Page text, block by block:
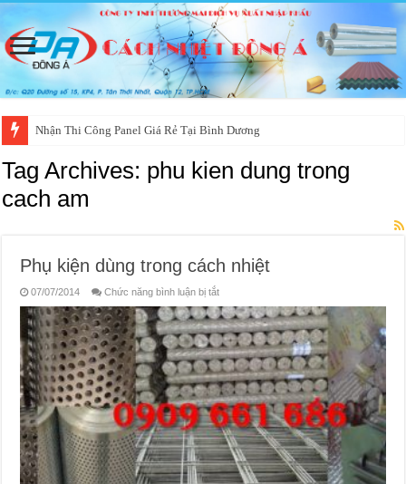
Nhận Thi Công Panel Giá Rẻ Tại Bình Dương
Tag Archives: phu kien dung trong
cach am
Phụ kiện dùng trong cách nhiệt
07/07/2014 Chức năng bình luận bị tắtở
kiện
dùng
trong
cách
nhiệt